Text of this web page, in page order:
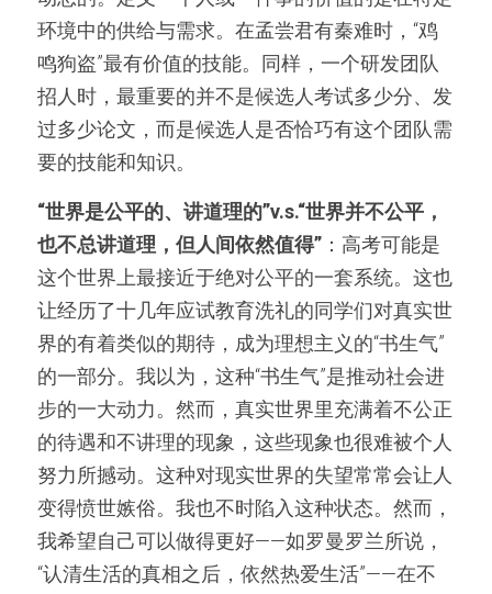
环境中的供给与需求。在孟尝君有秦难时，“鸡
鸣狗盗”最有价值的技能。同样，一个研发团队
招人时，最重要的并不是候选人考试多少分、发
过多少论文，而是候选人是否恰巧有这个团队需
要的技能和知识。
“世界是公平的、讲道理的”v.s.“世界并不公平，
也不总讲道理，但人间依然值得” ：高考可能是
这个世界上最接近于绝对公平的一套系统。这也
让经历了十几年应试教育洗礼的同学们对真实世
界的有着类似的期待，成为理想主义的“书生气”
的一部分。我以为，这种“书生气”是推动社会进
步的一大动力。然而，真实世界里充满着不公正
的待遇和不讲理的现象，这些现象也很难被个人
努力所撼动。这种对现实世界的失望常常会让人
变得愤世嫉俗。我也不时陷入这种状态。然而，
我希望自己可以做得更好——如罗曼罗兰所说，
“认清生活的真相之后，依然热爱生活”——在不